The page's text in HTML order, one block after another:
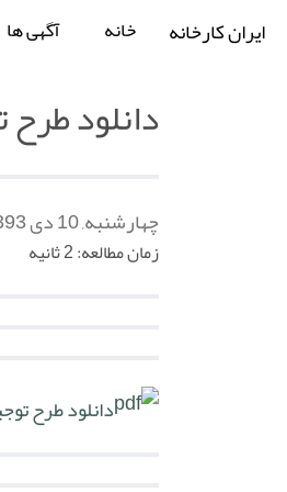
ایران کارخانه خانه آگهی ها
دانلود
چهارشنبه, 10 دی 1393
زمان مطالعه: 2 ثانیه
دانلود طرح